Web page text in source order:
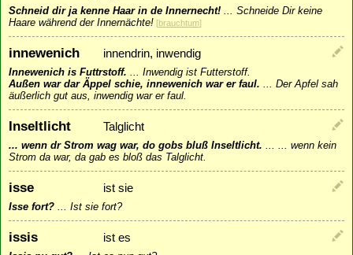
Schneid dir ja kenne Haar in de Innernecht! ... Schneide Dir keine
Haare während der Innernächte! [brauchtum]
innewenich innendrin, inwendig
Innewenich is Futtrstoff. ... Inwendig ist Futterstoff.
Außen war dar Äppel schie, innewenich war er faul. ... Der Apfel sah
äußerlich gut aus, inwendig war er faul.
Inseltlicht Talglicht
... wenn dr Strom wag war, do gobs bluß Inseltlicht. ... ... wenn kein
Strom da war, da gab es bloß das Talglicht.
isse ist sie
Isse fort? ... Ist sie fort?
issis ist es